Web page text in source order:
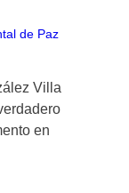
Villa
en